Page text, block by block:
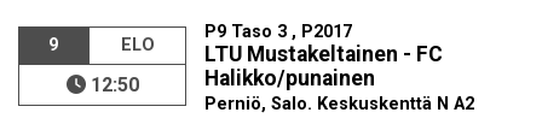
9 ELO
12:50
P9 Taso 3 , P2017
LTU Mustakeltainen - FC
Halikko/punainen
Perniö, Salo. Keskuskenttä N A2